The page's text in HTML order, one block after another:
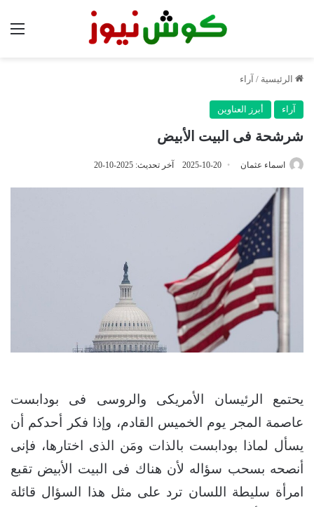
الرئيسية / آراء
آراء أبرز العناوين
شرشحة فى البيت الأبيض
اسماء عثمان 2025-10-20 آخر تحديث: 2025-10-20
يحتمع الرئيسان الأمريكى والروسى فى بودابست
عاصمة المجر يوم الخميس القادم، وإذا فكر أحدكم أن
يسأل لماذا بودابست بالذات ومَن الذى اختارها، فإنى
أنصحه بسحب سؤاله لأن هناك فى البيت الأبيض تقبع
امرأة سليطة اللسان ترد على مثل هذا السؤال قائلة